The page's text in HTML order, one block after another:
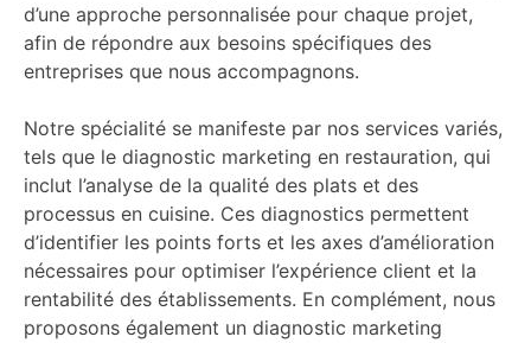
d’une approche personnalisée pour chaque projet,
afin de répondre aux besoins spécifiques des
entreprises que nous accompagnons.
Notre spécialité se manifeste par nos services variés,
tels que le diagnostic marketing en restauration, qui
inclut l’analyse de la qualité des plats et des
processus en cuisine. Ces diagnostics permettent
d’identifier les points forts et les axes d’amélioration
nécessaires pour optimiser l’expérience client et la
rentabilité des établissements. En complément, nous
proposons également un diagnostic marketing